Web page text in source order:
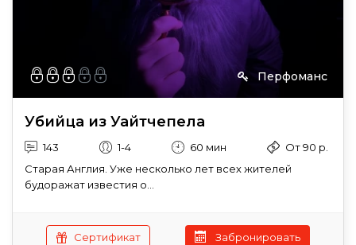
Перфоманс
Убийца из Уайтчепела
143 1-4 60 мин
От 90 р.
Старая Англия. Уже несколько лет всех жителей
будоражат известия о...
Сертификат Забронировать